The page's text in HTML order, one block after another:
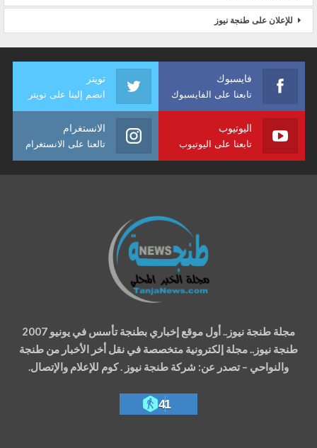
للإعلان على طنجة نيوز
فايسبوك
تابعنا على الفايسبوك
تويتر
انضم إلينا على تويتر
اليوتيوب
تابعنا على اليوتيوب
الانستغرام
تالعنا على الانستغرام
مجلة طنجة نيوز.. أول موقع إخباري بطنجة تأسس في يونيو 2007
طنجة نيوز.. مجلة إلكترونية متخصصة في نقل أخر الأخبار من طنجة
والنواحي – تصدر عن: شركة طنجة نيوز . كوم للإعلام والإتصال.
41